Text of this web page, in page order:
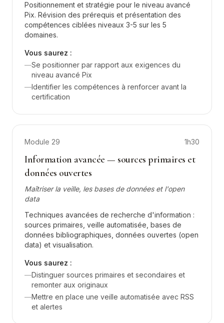
Positionnement et stratégie pour le niveau avancé
Pix. Révision des prérequis et présentation des
compétences ciblées niveaux 3-5 sur les 5
domaines.
Vous saurez :
—Se positionner par rapport aux exigences du
niveau avancé Pix
—Identifier les compétences à renforcer avant la
certification
Module 29 1h30
Information avancée — sources primaires et
données ouvertes
Maîtriser la veille, les bases de données et l'open
data
Techniques avancées de recherche d'information :
sources primaires, veille automatisée, bases de
données bibliographiques, données ouvertes (open
data) et visualisation.
Vous saurez :
—Distinguer sources primaires et secondaires et
remonter aux originaux
—Mettre en place une veille automatisée avec RSS
et alertes